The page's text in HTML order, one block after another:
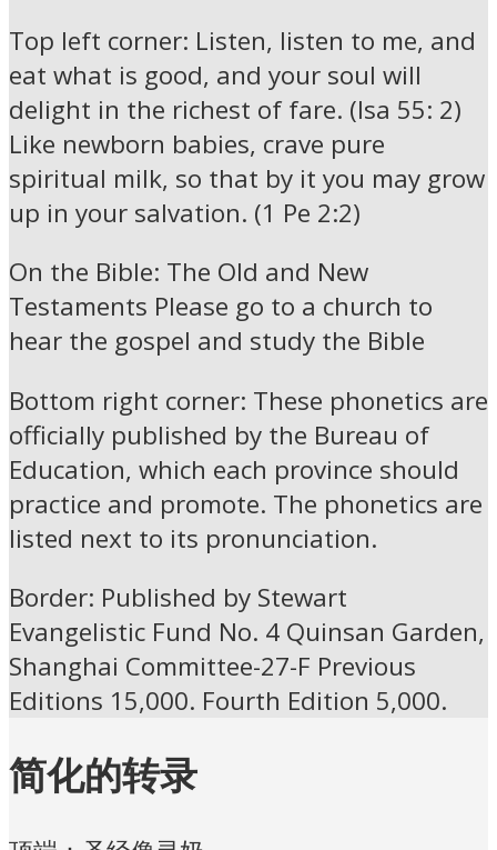
Top left corner: Listen, listen to me, and
eat what is good, and your soul will
delight in the richest of fare. (Isa 55: 2)
Like newborn babies, crave pure
spiritual milk, so that by it you may grow
up in your salvation. (1 Pe 2:2)
On the Bible: The Old and New
Testaments Please go to a church to
hear the gospel and study the Bible
Bottom right corner: These phonetics are
officially published by the Bureau of
Education, which each province should
practice and promote. The phonetics are
listed next to its pronunciation.
Border: Published by Stewart
Evangelistic Fund No. 4 Quinsan Garden,
Shanghai Committee-27-F Previous
Editions 15,000. Fourth Edition 5,000.
简化的转录